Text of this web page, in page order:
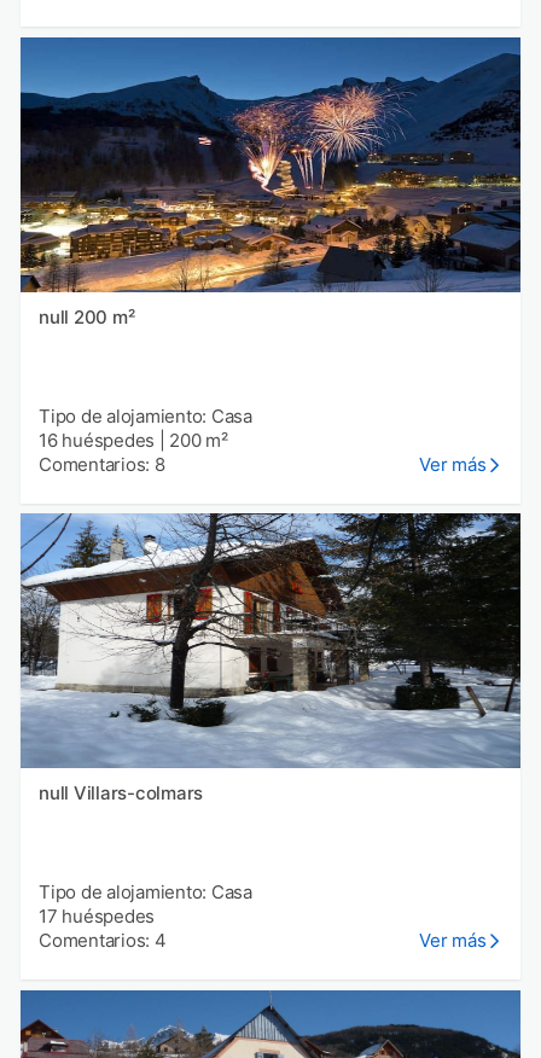
null 200 m²
Tipo de alojamiento: Casa
16 huéspedes
200 m²
Comentarios: 8
Ver más
null Villars-colmars
Tipo de alojamiento: Casa
17 huéspedes
Comentarios: 4
Ver más